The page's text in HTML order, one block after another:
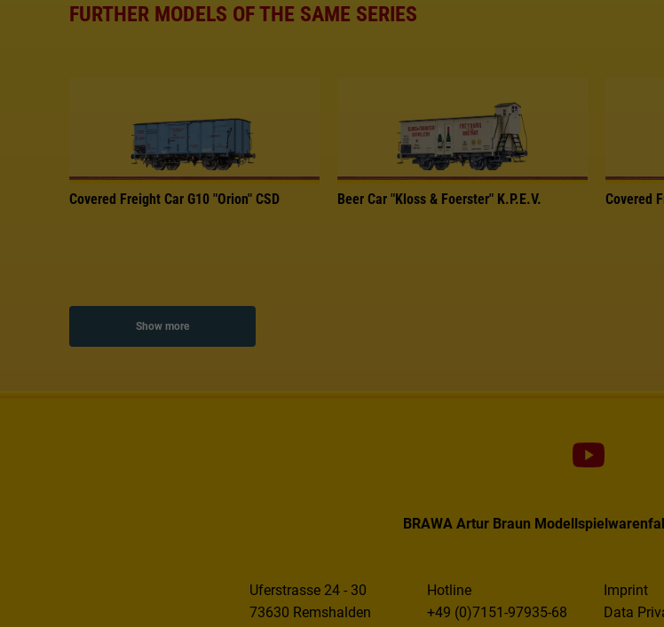
FURTHER MODELS OF THE SAME SERIES
Covered Freight Car G10 "Orion" CSD Beer Car "Kloss & Foerster" K.P.E.V. Covered
Show more
BRAWA Artur Braun
Uferstrasse 24 - 30
73630 Remshalden
Hotline
+49 (0)7151-97935-68
Imprint
Data